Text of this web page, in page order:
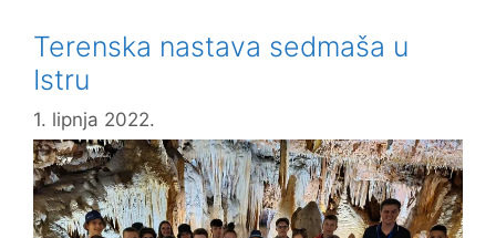
Terenska nastava sedmaša u
Istru
1. lipnja 2022.